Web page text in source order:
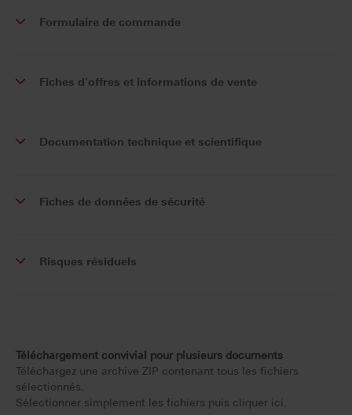
Formulaire de commande
Fiches d'offres et informations de vente
Documentation technique et scientifique
Fiches de données de sécurité
Risques résiduels
Téléchargement convivial pour plusieurs documents
Téléchargez une archive ZIP contenant tous les fichiers
sélectionnés.
Sélectionner simplement les fichiers puis cliquer ici.